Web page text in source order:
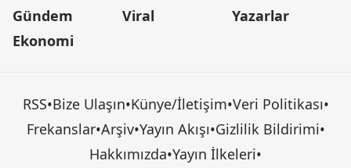
Gündem
Ekonomi
Viral
Yazarlar
RSS•Bize Ulaşın•Künye/İletişim•Veri Politikası•
Frekanslar•Arşiv•Yayın Akışı•Gizlilik Bildirimi•
Hakkımızda•Yayın İlkeleri•